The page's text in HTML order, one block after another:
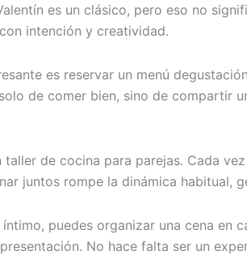
es un clásico, pero eso no
intención y creatividad.
es reservar un menú
de comer bien, sino de compartir
taller de cocina para parejas. Cada
juntos rompe la dinámica habitual,
puedes organizar una cena en
No hace falta ser un